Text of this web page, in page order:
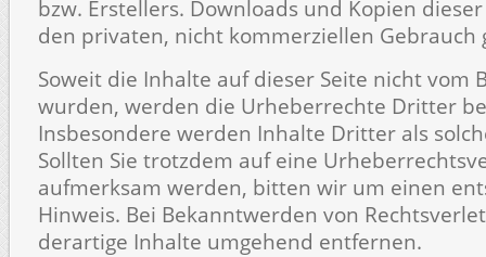
bzw. Erstellers. Downloads und Kopien
den privaten, nicht kommerziellen Gebrauch
Soweit die Inhalte auf dieser Seite nicht vom
wurden, werden die Urheberrechte Dritter
Insbesondere werden Inhalte Dritter als
Sollten Sie trotzdem auf eine
aufmerksam werden, bitten wir um einen
Hinweis. Bei Bekanntwerden von
derartige Inhalte umgehend entfernen.